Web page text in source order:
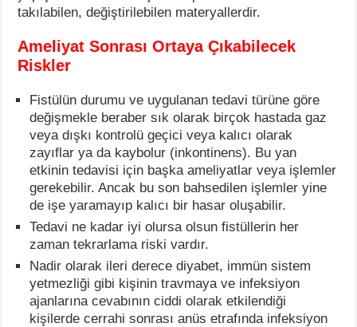
takılabilen, değiştirilebilen materyallerdir.
Ameliyat Sonrası Ortaya Çıkabilecek
Riskler
Fistülün durumu ve uygulanan tedavi türüne göre
değişmekle beraber sık olarak birçok hastada gaz
veya dışkı kontrolü geçici veya kalıcı olarak
zayıflar ya da kaybolur (inkontinens). Bu yan
etkinin tedavisi için başka ameliyatlar veya işlemler
gerekebilir. Ancak bu son bahsedilen işlemler yine
de işe yaramayıp kalıcı bir hasar oluşabilir.
Tedavi ne kadar iyi olursa olsun fistüllerin her
zaman tekrarlama riski vardır.
Nadir olarak ileri derece diyabet, immün sistem
yetmezliği gibi kişinin travmaya ve infeksiyon
ajanlarına cevabının ciddi olarak etkilendiği
kişilerde cerrahi sonrası anüs etrafında infeksiyon